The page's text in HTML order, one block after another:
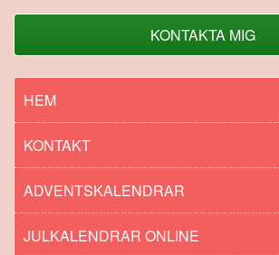
KONTAKTA MIG
HEM
KONTAKT
ADVENTSKALENDRAR
JULKALENDRAR ONLINE